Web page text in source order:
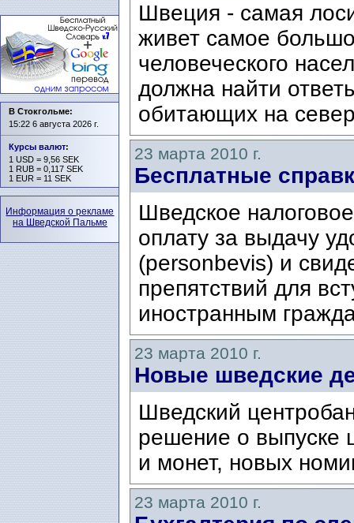
Швеция - самая
живет самое
человеческого
должна найти
обитающих на
23 марта 2010 г.
Бесплатные
Шведское
оплату за выдачу
(personbevis) и
препятствий для
иностранным
23 марта 2010 г.
Новые шведские
Шведский
решение о выпуске
и монет, новых
23 марта 2010 г.
В Стокгольме:
15:22 6 августа 2026 г.
Курсы валют:
1 USD = 9,56 SEK
1 RUB = 0,117 SEK
1 EUR = 11 SEK
Информация о рекламе
на Шведской Пальме